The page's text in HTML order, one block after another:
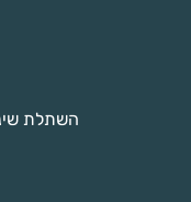
השתלת